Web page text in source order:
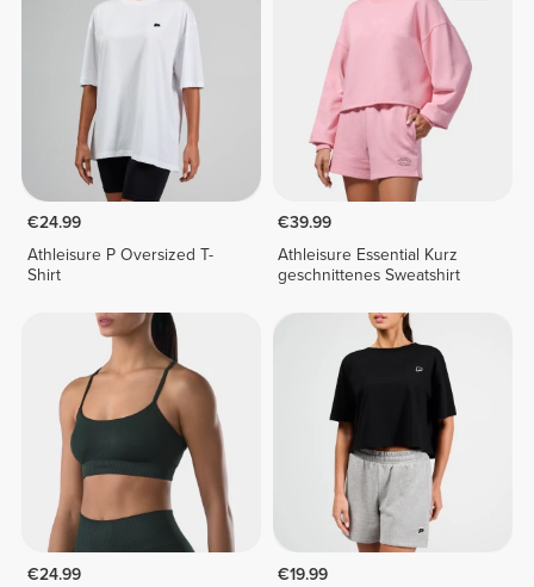
€24.99
Athleisure P Oversized T-
Shirt
€39.99
Athleisure Essential Kurz
geschnittenes Sweatshirt
€24.99
€19.99